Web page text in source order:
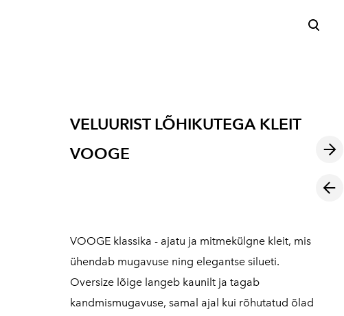
VELUURIST LÕHIKUTEGA KLEIT
VOOGE
VOOGE klassika - ajatu ja mitmekülgne kleit, mis
ühendab mugavuse ning elegantse silueti.
Oversize lõige langeb kaunilt ja tagab
kandmismugavuse, samal ajal kui rõhutatud õlad